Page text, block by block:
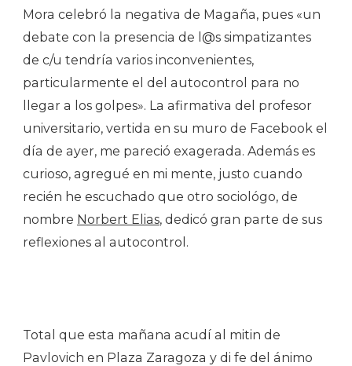
Mora celebró la negativa de Magaña, pues «un
debate con la presencia de l@s simpatizantes
de c/u tendría varios inconvenientes,
particularmente el del autocontrol para no
llegar a los golpes». La afirmativa del profesor
universitario, vertida en su muro de Facebook el
día de ayer, me pareció exagerada. Además es
curioso, agregué en mi mente, justo cuando
recién he escuchado que otro sociológo, de
nombre Norbert Elias, dedicó gran parte de sus
reflexiones al autocontrol.
Total que esta mañana acudí al mitin de
Pavlovich en Plaza Zaragoza y di fe del ánimo